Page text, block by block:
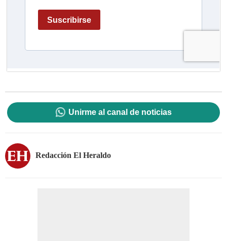
Unirme al canal de noticias
Redacción El Heraldo